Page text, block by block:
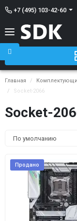
+7 (495) 103-42-60
Главная
Socket-2066
Socket-
Продано